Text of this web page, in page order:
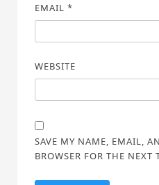
EMAIL *
WEBSITE
SAVE MY NAME, EMAIL,
BROWSER FOR THE